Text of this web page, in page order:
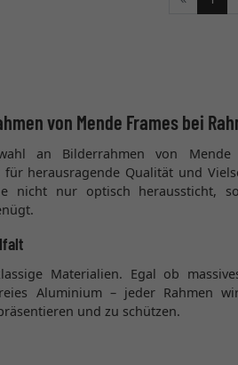
von Mende Frames bei
an Bilderrahmen von Mende
für herausragende Qualität und
nicht nur optisch heraussticht,
Materialien. Egal ob
Aluminium – jeder Rahmen
und zu schützen.